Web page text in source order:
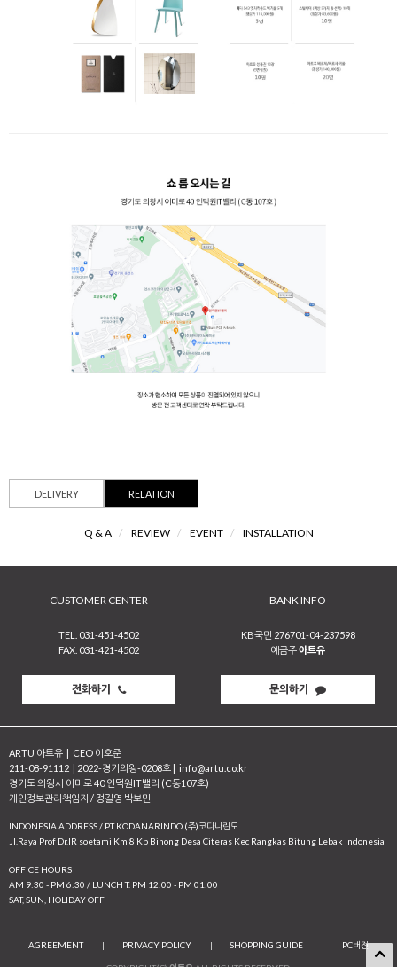
DELIVERY RELATION
Q & A / REVIEW / EVENT / INSTALLATION
CUSTOMER CENTER
TEL. 031-451-4502
FAX. 031-421-4502
전화하기
BANK INFO
KB국민 276701-04-237598
예금주아트유
문의하기
ARTU 아트유
CEO 이호준
211-08-91112
2022-경기의왕-0208호
info@artu.co.kr
경기도 의왕시 이미로 40 인덕원IT밸리 (C동107호)
개인정보관리책임자 / 정길영 박보민
INDONESIA ADDRESS / PT KODANARINDO (주)코다나린도
JI.Raya Prof Dr.IR soetami Km 8 Kp Binong Desa Citeras Kec Rangkas Bitung Lebak Indonesia
OFFICE HOURS
AM 9:30 - PM 6:30 / LUNCH T. PM 12:00 - PM 01:00
SAT, SUN, HOLIDAY OFF
AGREEMENT | PRIVACY POLICY | SHOPPING GUIDE | PC버전